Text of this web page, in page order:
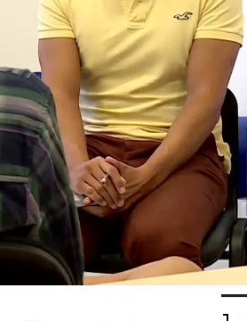
WhatsappFacebook
X Linkedin
adiccionesa las
Marañón, en
.
produjo a incorporarse
hacer nada".
en el ordenador.
con una
que lo dejaba cuando